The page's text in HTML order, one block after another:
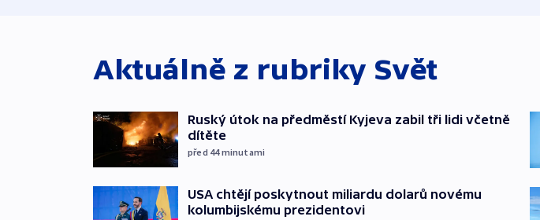
Aktuálně z rubriky Svět
Ruský útok na předměstí Kyjeva zabil tři lidi včetně
dítěte
před 44minutami
USA chtějí poskytnout miliardu dolarů novému
kolumbijskému prezidentovi